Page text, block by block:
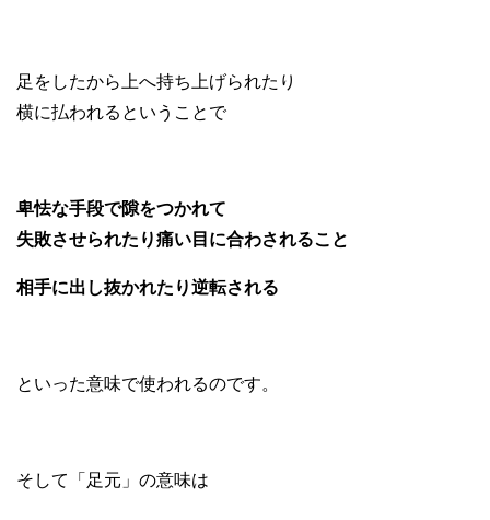
足をしたから上へ持ち上げられたり
横に払われるということで
卑怯な手段で隙をつかれて
失敗させられたり痛い目に合わされること
相手に出し抜かれたり逆転される
といった意味で使われるのです。
そして「足元」の意味は